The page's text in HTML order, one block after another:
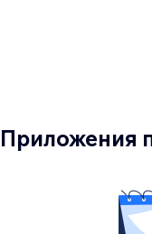
Приложения